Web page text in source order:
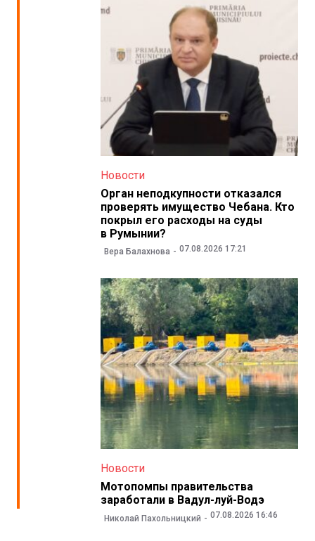
Новости
Орган неподкупности отказался
проверять имущество Чебана. Кто
покрыл его расходы на суды
в Румынии?
Вера Балахнова 07.08.2026 17:21
Новости
Мотопомпы правительства
заработали в Вадул-луй-Водэ
Николай Пахольницкий 07.08.2026 16:46